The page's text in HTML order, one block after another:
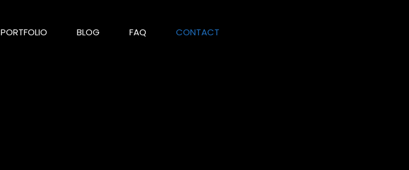
PORTFOLIO BLOG FAQ CONTACT